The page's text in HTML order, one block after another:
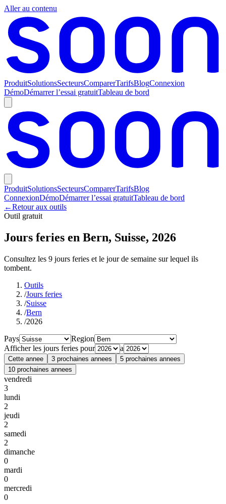
Aller au contenu
ProduitSolutionsSecteursComparerTarifsBlogConnexion
DémoDémarrer l’essai gratuitTableau de bord
ProduitSolutionsSecteursComparerTarifsBlog
ConnexionDémoDémarrer l’essai gratuitTableau de bord
←Retour aux outils
Outil gratuit
Jours feries en Bern, Suisse, 2026
Consultez les 9 jours feries et le jour de semaine sur lequel ils
tombent.
Outils
/Jours feries
/Suisse
/Bern
/2026
Pays
Region
Afficher les jours feries pour
a
Cette annee 3 prochaines annees
5 prochaines annees
10 prochaines annees
vendredi
3
lundi
2
jeudi
2
samedi
2
dimanche
0
mardi
0
mercredi
0